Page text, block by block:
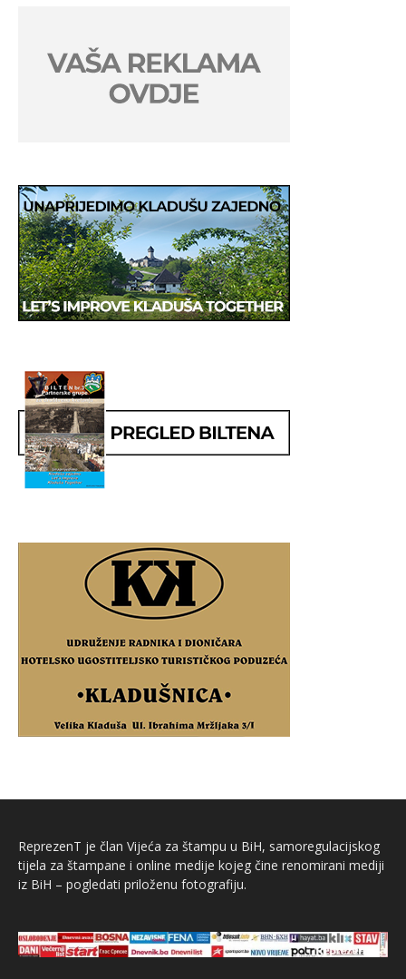
ReprezenT je član Vijeća za štampu u BiH, samoregulacijskog
tijela za štampane i online medije kojeg čine renomirani mediji
iz BiH – pogledati priloženu fotografiju.